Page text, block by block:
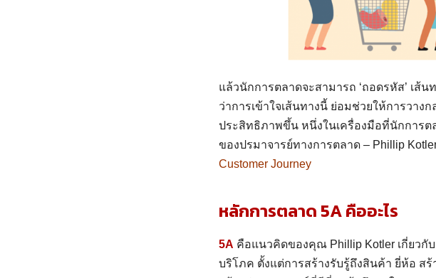
แล้วนักการตลาดจะสามารถ ‘ถอดรหัส’ เส้น
ว่าการเข้าใจเส้นทางนี้ ย่อมช่วยให้การวาง
ประสิทธิภาพขึ้น หนึ่งในเครื่องมือที่นักการ
ของปรมาจารย์ทางการตลาด – Phillip
Customer Journey
หลักการตลาด 5Aคืออะไร
5A คือแนวคิดของคุณ Phillip Kotler เกี่ยว
บริโภค ตั้งแต่การสร้างรับรู้ถึงสินค้า ยี่ห้อ ส